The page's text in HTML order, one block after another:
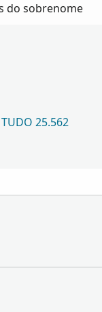
do sobrenome
TUDO 25.562